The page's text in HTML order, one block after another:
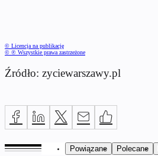
© Licencja na publikację
© ℗ Wszystkie prawa zastrzeżone
Źródło: zyciewarszawy.pl
Powiązane Polecane